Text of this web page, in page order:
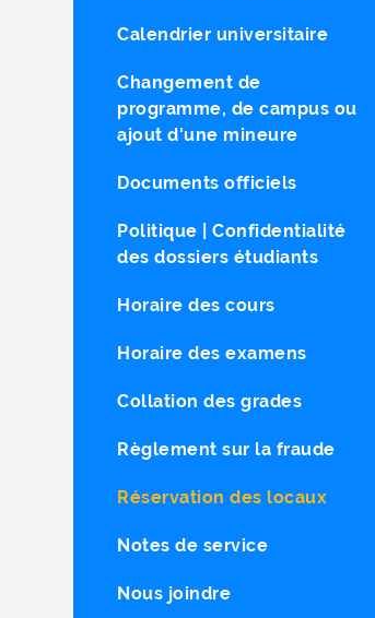
Calendrier universitaire
Changement de
programme, de campus ou
ajout d'une mineure
Documents officiels
Politique | Confidentialité
des dossiers étudiants
Horaire des cours
Horaire des examens
Collation des grades
Règlement sur la fraude
Réservation des locaux
Notes de service
Nous joindre